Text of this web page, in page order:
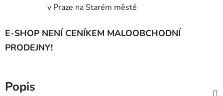
v Praze na Starém městě
E-SHOP NENÍ CENÍKEM MALOOBCHODNÍ
PRODEJNY!
Popis